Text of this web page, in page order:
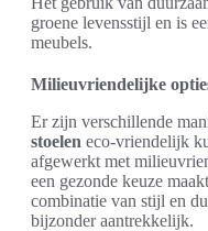
groene levensstijl en is
meubels.
Milieuvriendelijke
Er zijn verschillende
stoelen eco-vriendelijk
afgewerkt met
een gezonde keuze
combinatie van stijl en
bijzonder aantrekkelijk.